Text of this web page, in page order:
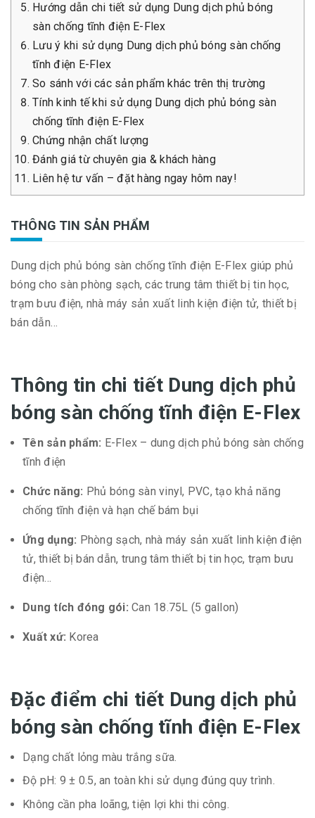
Hướng dẫn chi tiết sử dụng Dung dịch phủ bóng
sàn chống tĩnh điện E-Flex
Lưu ý khi sử dụng Dung dịch phủ bóng sàn chống
tĩnh điện E-Flex
So sánh với các sản phẩm khác trên thị trường
Tính kinh tế khi sử dụng Dung dịch phủ bóng sàn
chống tĩnh điện E-Flex
Chứng nhận chất lượng
Đánh giá từ chuyên gia & khách hàng
Liên hệ tư vấn – đặt hàng ngay hôm nay!
THÔNG TIN SẢN PHẨM
Dung dịch phủ bóng sàn chống tĩnh điện E-Flex giúp phủ
bóng cho sàn phòng sạch, các trung tâm thiết bị tin học,
trạm bưu điện, nhà máy sản xuất linh kiện điện tử, thiết bị
bán dẫn…
Thông tin chi tiết Dung dịch phủ
bóng sàn chống tĩnh điện E-Flex
Tên sản phẩm: E-Flex – dung dịch phủ bóng sàn chống
tĩnh điện
Chức năng: Phủ bóng sàn vinyl, PVC, tạo khả năng
chống tĩnh điện và hạn chế bám bụi
Ứng dụng: Phòng sạch, nhà máy sản xuất linh kiện điện
tử, thiết bị bán dẫn, trung tâm thiết bị tin học, trạm bưu
điện…
Dung tích đóng gói: Can 18.75L (5 gallon)
Xuất xứ: Korea
Đặc điểm chi tiết Dung dịch phủ
bóng sàn chống tĩnh điện E-Flex
Dạng chất lỏng màu trắng sữa.
Độ pH: 9 ± 0.5, an toàn khi sử dụng đúng quy trình.
Không cần pha loãng, tiện lợi khi thi công.